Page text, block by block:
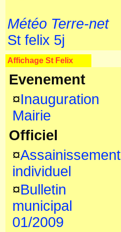
Météo Terre-net
St felix 5j
Affichage St Felix
Evenement
¤Inauguration
Mairie
Officiel
¤Assainissement
individuel
¤Bulletin
municipal
01/2009